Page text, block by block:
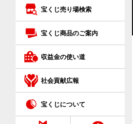
宝くじ売り場検索
宝くじ商品のご案内
収益金の使い道
社会貢献広報
宝くじについて